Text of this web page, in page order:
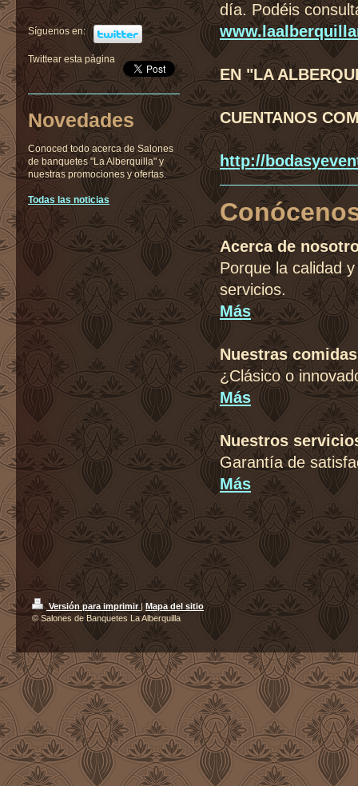
día. Podéis
EN "LA
CUENTANOS
http://
Acerca de
Porque la calidad
servicios.
Más
Nuestras
¿Clásico o
Más
Nuestros
Garantía de
Más
Síguenos en:
Twittear esta página
Novedades
Conoced todo acerca de Salones
de banquetes "La Alberquilla" y
nuestras promociones y ofertas.
Todas las noticias
Versión para imprimir| Mapa del sitio
© Salones de Banquetes La Alberquilla